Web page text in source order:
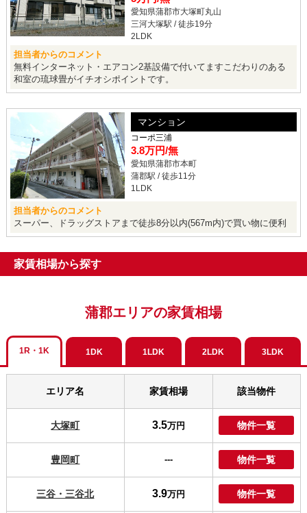
愛知県蒲郡市大塚町丸山
三河大塚駅 / 徒歩19分
2LDK
担当者からのコメント
無料インターネット・エアコン2基設備で付いてますこだわりのある
和室の琉球畳がイチオシポイントです。
マンション
コーポ三浦
3.8万円/無
愛知県蒲郡市本町
蒲郡駅 / 徒歩11分
1LDK
担当者からのコメント
スーパー、ドラッグストアまで徒歩8分以内(567m内)で買い物に便利
家賃相場から探す
蒲郡エリアの家賃相場
1R・1K 1DK 1LDK 2LDK 3LDK
エリア名 家賃相場 該当物件
大塚町 3.5万円 物件一覧
豊岡町 --- 物件一覧
三谷・三谷北 3.9万円 物件一覧